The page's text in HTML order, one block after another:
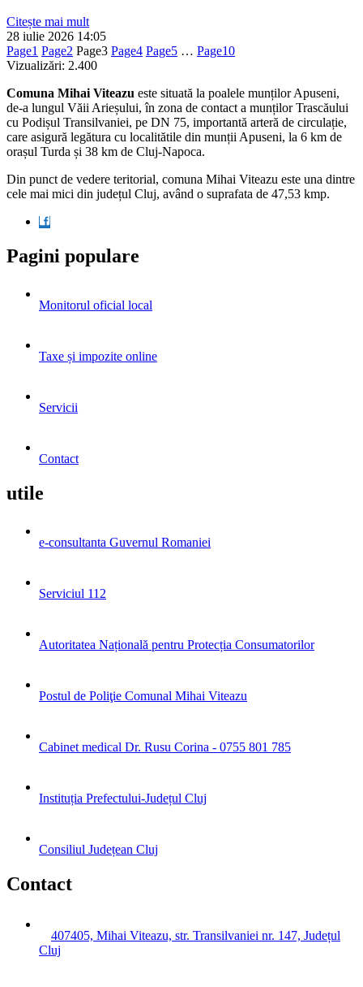
Citește mai mult
28 iulie 2026 14:05
Page1 Page2 Page3 Page4 Page5 … Page10
Vizualizări: 2.400
Comuna Mihai Viteazu este situată la poalele munților Apuseni,
de-a lungul Văii Arieșului, în zona de contact a munților Trascăului
cu Podișul Transilvaniei, pe DN 75, importantă arteră de circulație,
care asigură legătura cu localitătile din munții Apuseni, la 6 km de
orașul Turda și 38 km de Cluj-Napoca.
Din punct de vedere teritorial, comuna Mihai Viteazu este una dintre
cele mai mici din județul Cluj, având o suprafata de 47,53 kmp.
Pagini populare
Monitorul oficial local
Taxe și impozite online
Servicii
Contact
utile
e-consultanta Guvernul Romaniei
Serviciul 112
Autoritatea Națională pentru Protecția Consumatorilor
Postul de Poliţie Comunal Mihai Viteazu
Cabinet medical Dr. Rusu Corina - 0755 801 785
Instituția Prefectului-Județul Cluj
Consiliul Județean Cluj
Contact
407405, Mihai Viteazu, str. Transilvaniei nr. 147, Județul
Cluj